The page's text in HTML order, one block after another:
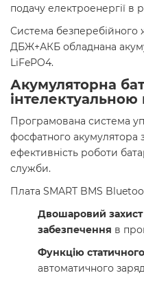
подачу електроенергії
Система
ДБЖ+АКБ обладнана
LiFePO4.
Акумуляторна
інтелектуальною
Програмована система
фосфатного акумулятора
ефективність роботи
служби.
Плата SMART BMS
Двошаровий захист
забезпечення в
Функцію
автоматичного